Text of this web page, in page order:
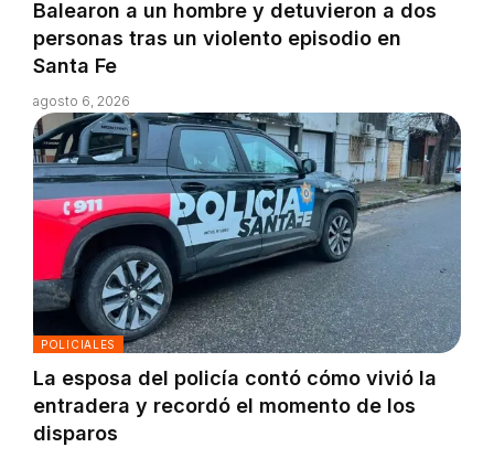
Balearon a un hombre y detuvieron a dos
personas tras un violento episodio en
Santa Fe
agosto 6, 2026
POLICIALES
La esposa del policía contó cómo vivió la
entradera y recordó el momento de los
disparos